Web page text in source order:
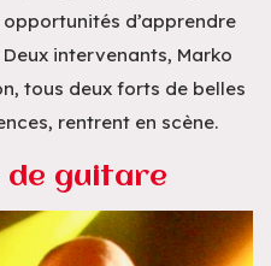
d’apprendre
intervenants, Marko
tous deux forts de belles
rentrent en scène.
de guitare